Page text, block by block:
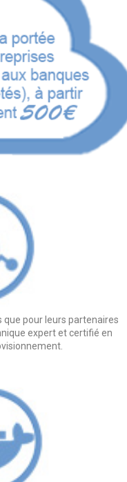
que pour leurs partenaires
expert et certifié en